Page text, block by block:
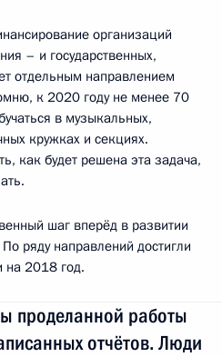
организаций
– и государственных,
отдельным направлением
к 2020 году не менее 70
в музыкальных,
кружках и секциях.
как будет решена эта задача,
шаг вперёд в развитии
ряду направлений достигли
на 2018 год.
проделанной работы
отчётов. Люди